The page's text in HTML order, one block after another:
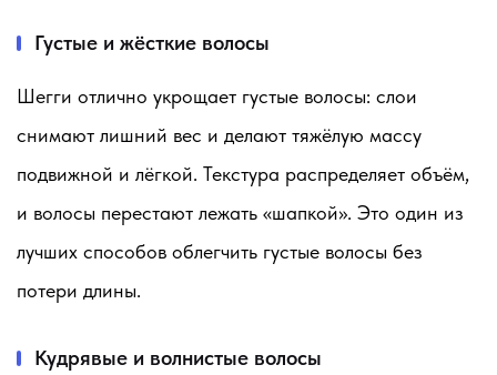
Густые и жёсткие волосы
Шегги отлично укрощает густые волосы: слои
снимают лишний вес и делают тяжёлую массу
подвижной и лёгкой. Текстура распределяет объём,
и волосы перестают лежать «шапкой». Это один из
лучших способов облегчить густые волосы без
потери длины.
Кудрявые и волнистые волосы